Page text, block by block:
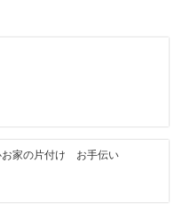
お家の片付け お手伝い